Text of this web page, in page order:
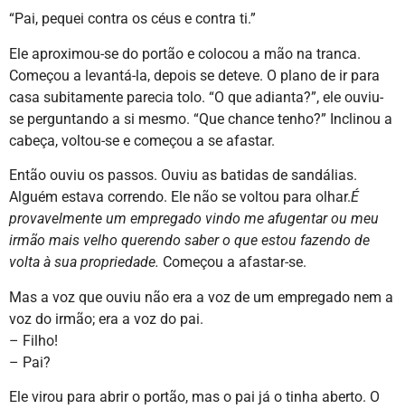
“Pai, pequei contra os céus e contra ti.”
Ele aproximou-se do portão e colocou a mão na tranca.
Começou a levantá-la, depois se deteve. O plano de ir para
casa subitamente parecia tolo. “O que adianta?”, ele ouviu-
se perguntando a si mesmo. “Que chance tenho?” Inclinou a
cabeça, voltou-se e começou a se afastar.
Então ouviu os passos. Ouviu as batidas de sandálias.
Alguém estava correndo. Ele não se voltou para olhar.É
provavelmente um empregado vindo me afugentar ou meu
irmão mais velho querendo saber o que estou fazendo de
volta à sua propriedade. Começou a afastar-se.
Mas a voz que ouviu não era a voz de um empregado nem a
voz do irmão; era a voz do pai.
– Filho!
– Pai?
Ele virou para abrir o portão, mas o pai já o tinha aberto. O